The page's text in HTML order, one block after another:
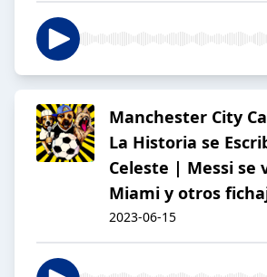
Manchester City
La Historia se
Celeste | Messi se
Miami y otros
2023-06-15